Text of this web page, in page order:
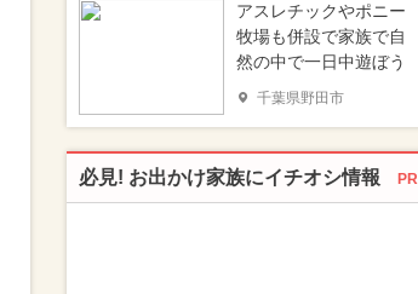
アスレチックやポニー
牧場も併設で家族で自
然の中で一日中遊ぼう
千葉県野田市
必見! お出かけ家族にイチオシ情報 PR